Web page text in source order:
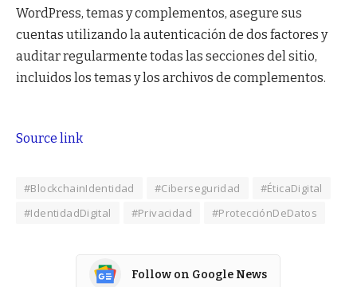
WordPress, temas y complementos, asegure sus
cuentas utilizando la autenticación de dos factores y
auditar regularmente todas las secciones del sitio,
incluidos los temas y los archivos de complementos.
Source link
#BlockchainIdentidad #Ciberseguridad
#ÉticaDigital
#IdentidadDigital
#Privacidad #ProtecciónDeDatos
Follow on Google News